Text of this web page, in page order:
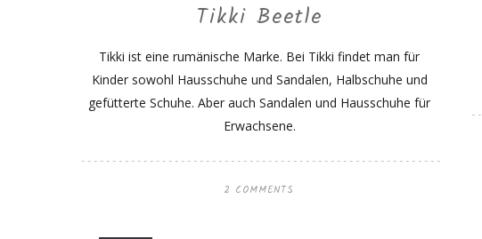
Tikki Beetle
Tikki ist eine rumänische Marke. Bei Tikki findet man für
Kinder sowohl Hausschuhe und Sandalen, Halbschuhe und
gefütterte Schuhe. Aber auch Sandalen und Hausschuhe für
Erwachsene.
2 COMMENTS